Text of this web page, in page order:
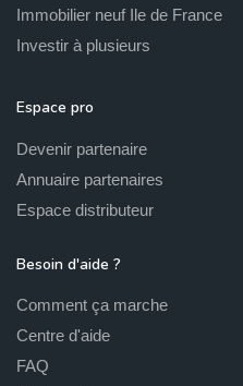
Immobilier neuf Ile de France
Investir à plusieurs
Espace pro
Devenir partenaire
Annuaire partenaires
Espace distributeur
Besoin d'aide ?
Comment ça marche
Centre d'aide
FAQ